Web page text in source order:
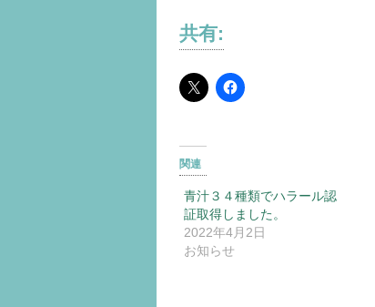
共有:
関連
青汁３４種類でハラール認
証取得しました。
2022年4月2日
お知らせ